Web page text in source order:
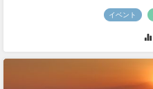
イベント